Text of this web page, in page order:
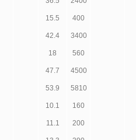
15.5 400
42.4 3400
18 560
47.7 4500
53.9 5810
10.1 160
11.1 200